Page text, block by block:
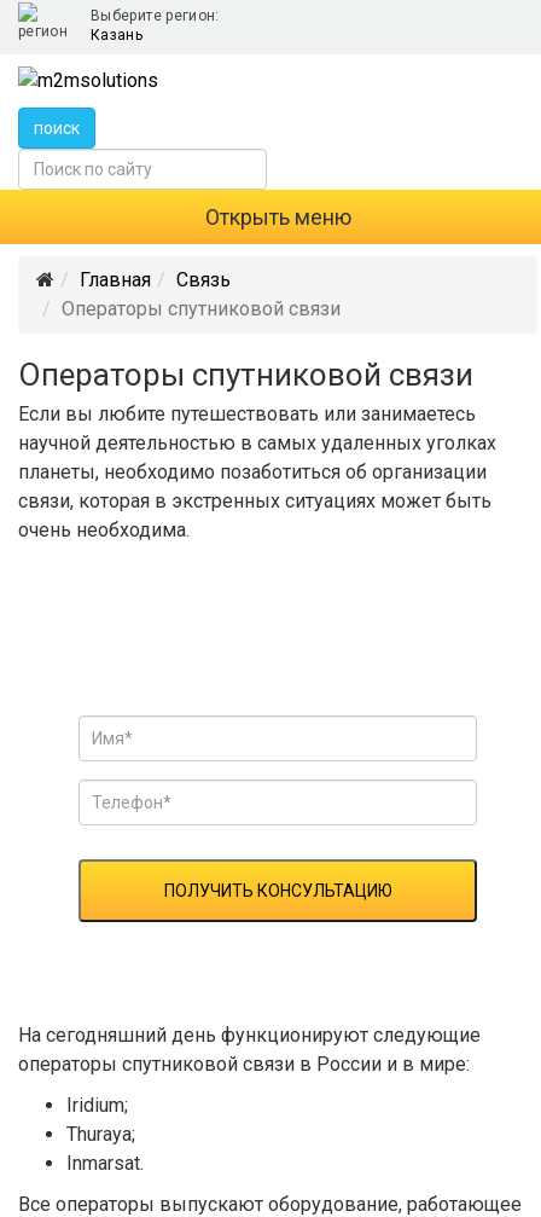
Выберите регион:
Казань
поиск
Открыть меню
Главная
Связь
Операторы спутниковой связи
Операторы спутниковой связи
Если вы любите путешествовать или занимаетесь
научной деятельностью в самых удаленных уголках
планеты, необходимо позаботиться об организации
связи, которая в экстренных ситуациях может быть
очень необходима.
ПОЛУЧИТЬ КОНСУЛЬТАЦИЮ
На сегодняшний день функционируют следующие
операторы спутниковой связи в России и в мире:
Iridium;
Thuraya;
Inmarsat.
Все операторы выпускают оборудование, работающее